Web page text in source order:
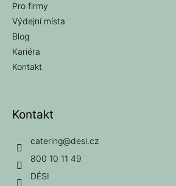
Pro firmy
Výdejní místa
Blog
Kariéra
Kontakt
Kontakt
catering@desi.cz
800 10 11 49
DÉSI